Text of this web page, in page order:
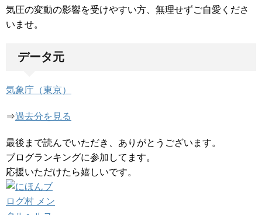
気圧の変動の影響を受けやすい方、無理せずご自愛くださ
いませ。
データ元
気象庁（東京）
⇒過去分を見る
最後まで読んでいただき、ありがとうございます。
ブログランキングに参加してます。
応援いただけたら嬉しいです。